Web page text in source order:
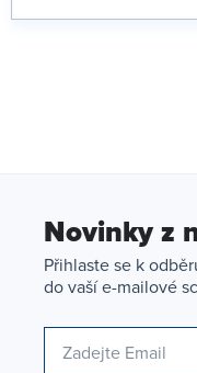
Novinky z
Přihlaste se k
do vaší e-mailové